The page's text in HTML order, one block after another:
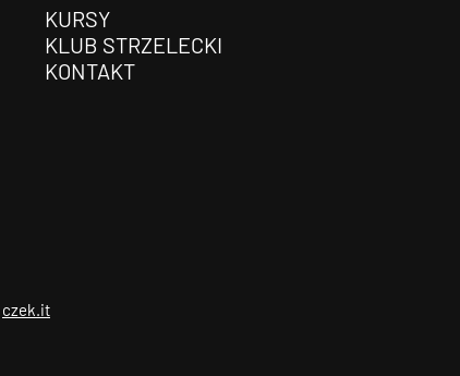
KURSY
KLUB STRZELECKI
KONTAKT
czek.it